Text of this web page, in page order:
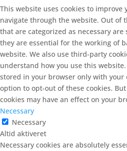
This website uses cookies to improve
navigate through the website. Out of
that are categorized as necessary
they are essential for the working of
website. We also use third-party
understand how you use this
stored in your browser only with your
option to opt-out of these cookies.
cookies may have an effect on your
Necessary
Necessary
Altid aktiveret
Necessary cookies are absolutely